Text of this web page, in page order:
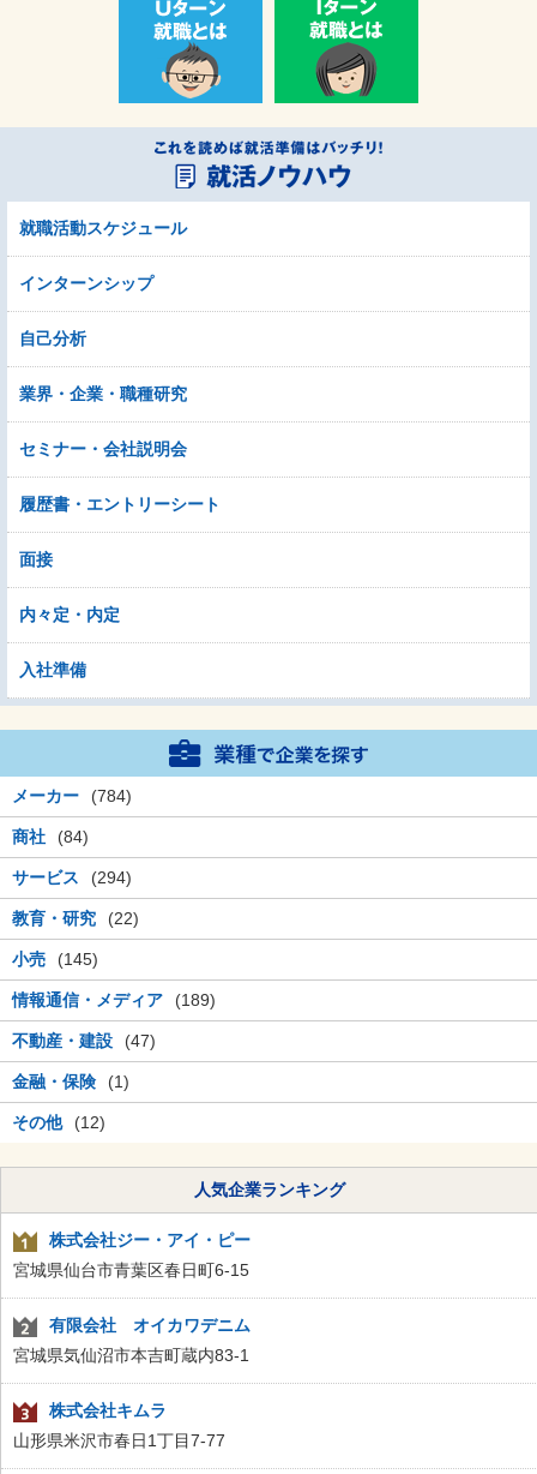
就職活動スケジュール
インターンシップ
自己分析
業界・企業・職種研究
セミナー・会社説明会
履歴書・エントリーシート
面接
内々定・内定
入社準備
メーカー (784)
商社 (84)
サービス (294)
教育・研究 (22)
小売 (145)
情報通信・メディア (189)
不動産・建設 (47)
金融・保険 (1)
その他 (12)
人気企業ランキング
株式会社ジー・アイ・ピー
宮城県仙台市青葉区春日町6-15
有限会社 オイカワデニム
宮城県気仙沼市本吉町蔵内83-1
株式会社キムラ
山形県米沢市春日1丁目7-77